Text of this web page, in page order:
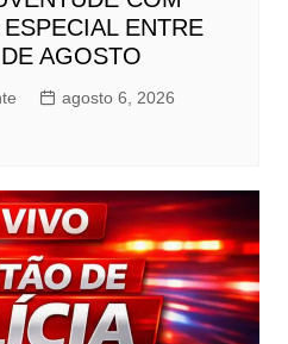
ENTRE
AGOSTO
agosto 6, 2026